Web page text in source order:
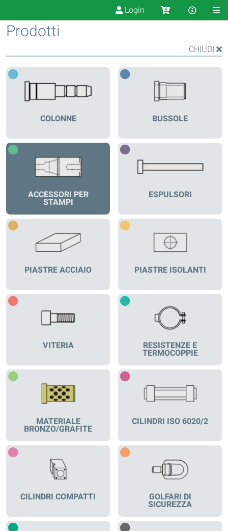
Login
Prodotti
CHIUDI
COLONNE BUSSOLE
ACCESSORI PER
STAMPI
ESPULSORI
PIASTRE ACCIAIO PIASTRE ISOLANTI
VITERIA RESISTENZE E
TERMOCOPPIE
MATERIALE
BRONZO/GRAFITE
CILINDRI ISO 6020/2
CILINDRI COMPATTI GOLFARI DI
SICUREZZA